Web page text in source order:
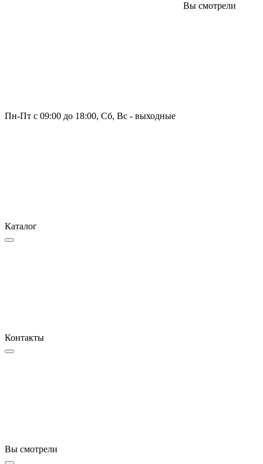
Вы смотрели
Пн-Пт с 09:00 до 18:00, Сб, Вс - выходные
Каталог
Контакты
Вы смотрели